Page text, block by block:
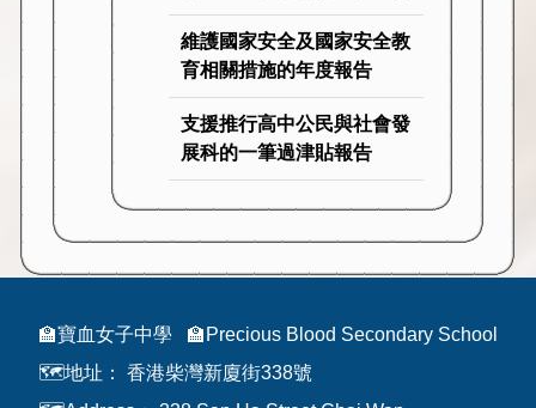
維護國家安全及國家安全教
育相關措施的年度報告
支援推行高中公民與社會發
展科的一筆過津貼報告
🏫寶血女子中學
🏫Precious Blood Secondary School
🗺️地址：
香港柴灣新廈街338號